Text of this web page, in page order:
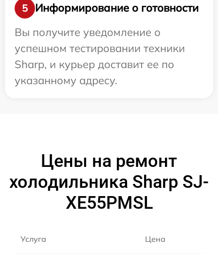
5
Информирование о готовности
Вы получите уведомление о
успешном тестировании техники
Sharp, и курьер доставит ее по
указанному адресу.
Цены на ремонт
холодильника Sharp SJ-
XE55PMSL
Услуга Цена